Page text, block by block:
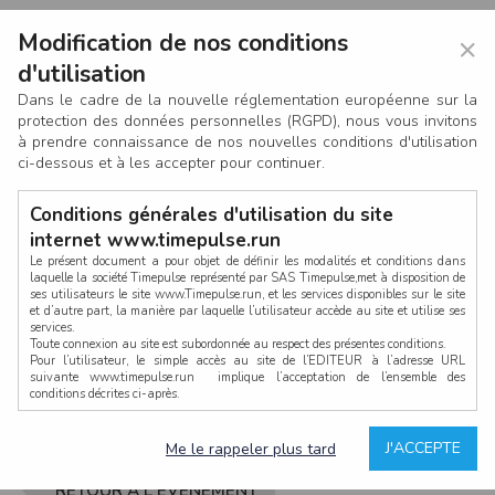
CONNEXION
RETOUR À L'ÉVÈNEMENT
×
Modification de nos conditions
d'utilisation
Dans le cadre de la nouvelle réglementation européenne sur la
protection des données personnelles (RGPD), nous vous invitons
à prendre connaissance de nos nouvelles conditions d'utilisation
ci-dessous et à les accepter pour continuer.
Conditions générales d'utilisation du site
internet www.timepulse.run
Le présent document a pour objet de définir les modalités et conditions dans
laquelle la société Timepulse représenté par SAS Timepulse,met à disposition de
ses utilisateurs le site www.Timepulse.run, et les services disponibles sur le site
et d’autre part, la manière par laquelle l’utilisateur accède au site et utilise ses
services.
Toute connexion au site est subordonnée au respect des présentes conditions.
Pour l’utilisateur, le simple accès au site de l’EDITEUR à l’adresse URL
suivante www.timepulse.run implique l’acceptation de l’ensemble des
conditions décrites ci-après.
La structure générale du site www.timepulse.run, par quelque procédé que ce
soit, sans l'autorisation préalable et par écrit de Fourcherot Mickael et/ou de ses
J'ACCEPTE
Me le rappeler plus tard